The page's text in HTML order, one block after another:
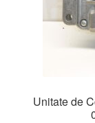
Unitate de